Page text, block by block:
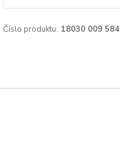
Číslo produktu: 18030 009 584